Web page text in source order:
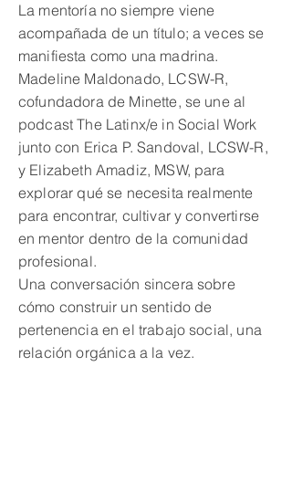
La mentoría no siempre viene
acompañada de un título; a veces se
manifiesta como una madrina.
Madeline Maldonado, LCSW-R,
cofundadora de Minette, se une al
podcast The Latinx/e in Social Work
junto con Erica P. Sandoval, LCSW-R,
y Elizabeth Amadiz, MSW, para
explorar qué se necesita realmente
para encontrar, cultivar y convertirse
en mentor dentro de la comunidad
profesional.
Una conversación sincera sobre
cómo construir un sentido de
pertenencia en el trabajo social, una
relación orgánica a la vez.